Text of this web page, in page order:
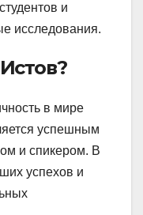
и
исследования.
в мире
успешным
и спикером. В
успехов и